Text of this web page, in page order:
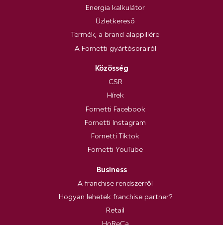
Energia kalkulátor
Üzletkereső
Termék, a brand alappillére
A Fornetti gyártósorairól
Közösség
CSR
Hírek
Fornetti Facebook
Fornetti Instagram
Fornetti Tiktok
Fornetti YouTube
Business
A franchise rendszerről
Hogyan lehetek franchise partner?
Retail